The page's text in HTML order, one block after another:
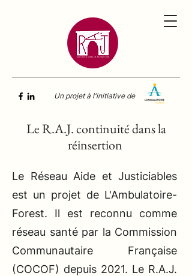
Un projet à l'initiative de
Le R.A.J. continuité dans la
réinsertion
Le Réseau Aide et Justiciables
est un projet de L'Ambulatoire-
Forest. Il est reconnu comme
réseau santé par la Commission
Communautaire Française
(COCOF) depuis 2021. Le R.A.J.